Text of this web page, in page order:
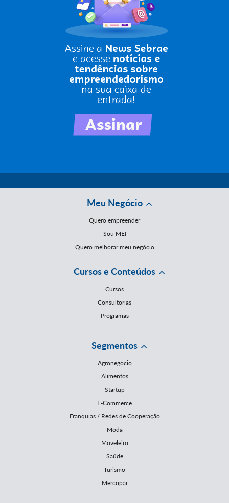
Meu Negócio
Quero empreender
Sou MEI
Quero melhorar meu negócio
Cursos e Conteúdos
Cursos
Consultorias
Programas
Segmentos
Agronegócio
Alimentos
Startup
E-Commerce
Franquias / Redes de Cooperação
Moda
Moveleiro
Saúde
Turismo
Mercopar